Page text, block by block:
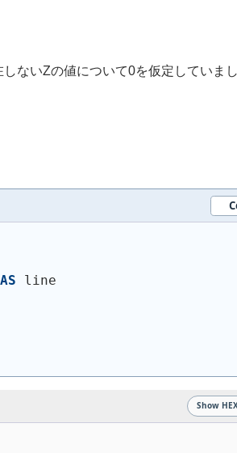
ないZの値について0を仮定していま
AS line
Show